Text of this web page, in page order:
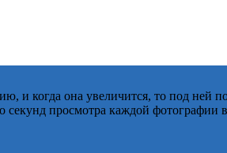
когда она увеличится, то под ней
секунд просмотра каждой фотографии